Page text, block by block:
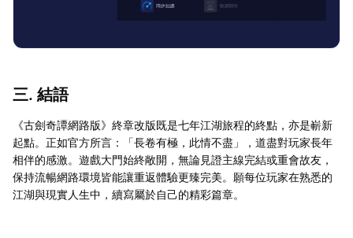
三. 結語
《古劍奇譚網路版》終章改版既是七年江湖旅程的終點，亦是嶄新
起點。正如官方所言：「長卷有極，此情不盡」，道盡對玩家長年
相伴的感激。遊戲大門始終敞開，無論見證主線完結或重會故友，
保持流暢網路環境皆能讓重返體驗更臻完美。願每位玩家在熟悉的
江湖與現實人生中，續寫屬於自己的精彩篇章。